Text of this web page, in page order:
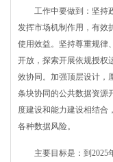
工作中要做到：坚持政
发挥市场机制作用，有效
使用效益。坚持尊重规律
开放，探索开展依规授权
效协同。加强顶层设计，
条块协同的公共数据资源
度建设和能力建设相结合
各种数据风险。
主要目标是：到2025